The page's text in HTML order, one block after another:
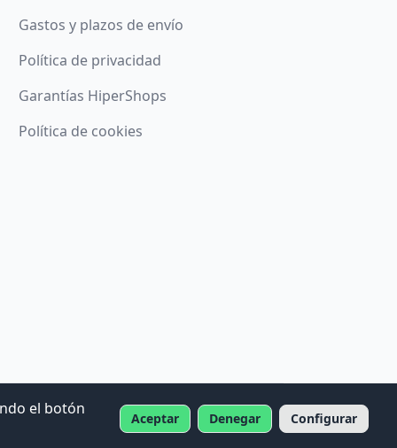
Gastos y plazos de envío
Política de privacidad
Garantías HiperShops
Política de cookies
el botón
Aceptar Denegar Configurar